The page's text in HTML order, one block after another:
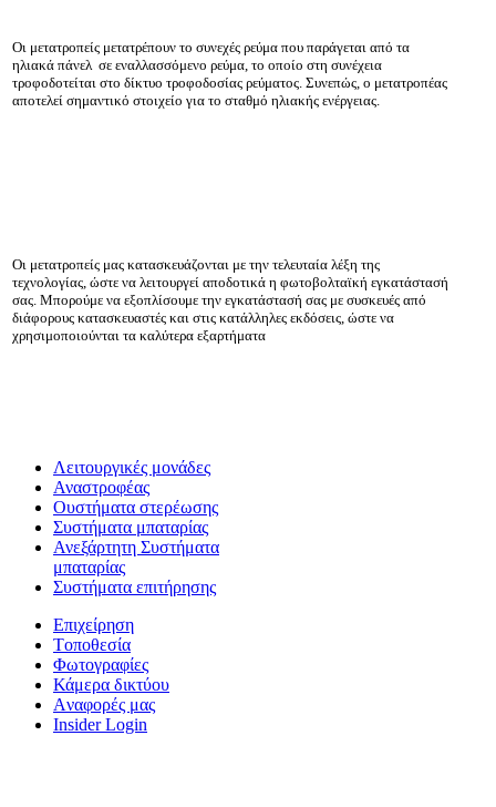
Οι μετατροπείς μετατρέπουν το συνεχές ρεύμα που παράγεται από τα
ηλιακά πάνελ σε εναλλασσόμενο ρεύμα, το οποίο στη συνέχεια
τροφοδοτείται στο δίκτυο τροφοδοσίας ρεύματος. Συνεπώς, ο μετατροπέας
αποτελεί σημαντικό στοιχείο για το σταθμό ηλιακής ενέργειας.
Οι μετατροπείς μας κατασκευάζονται με την τελευταία λέξη της
τεχνολογίας, ώστε να λειτουργεί αποδοτικά η φωτοβολταϊκή εγκατάστασή
σας. Μπορούμε να εξοπλίσουμε την εγκατάστασή σας με συσκευές από
διάφορους κατασκευαστές και στις κατάλληλες εκδόσεις, ώστε να
χρησιμοποιούνται τα καλύτερα εξαρτήματα
Λειτουργικές μονάδες
Αναστροφέας
Oυστήματα στερέωσης
Συστήματα μπαταρίας
Ανεξάρτητη Συστήματα
μπαταρίας
Συστήματα επιτήρησης
Επιχείρηση
Tοποθεσία
Φωτογραφίες
Κάμερα δικτύου
Aναφορές μας
Insider Login